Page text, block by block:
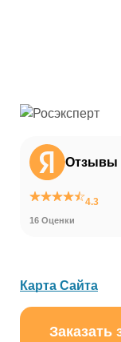
Отзывы
4.3
16 Оценки
Карта Сайта
Заказать